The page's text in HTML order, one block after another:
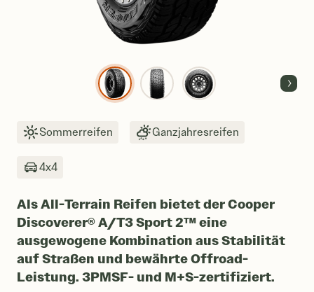
Next
Sommerreifen Ganzjahresreifen
4x4
Als All-Terrain Reifen bietet der Cooper
Discoverer® A/T3 Sport 2™ eine
ausgewogene Kombination aus Stabilität
auf Straßen und bewährte Offroad-
Leistung. 3PMSF- und M+S-zertifiziert.